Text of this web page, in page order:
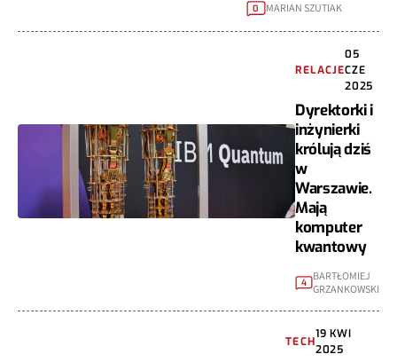
0 MARIAN SZUTIAK
RELACJE
05
CZE
2025
Dyrektorki i
inżynierki
królują dziś
w
Warszawie.
Mają
komputer
kwantowy
4
BARTŁOMIEJ
GRZANKOWSKI
TECH
19 KWI
2025